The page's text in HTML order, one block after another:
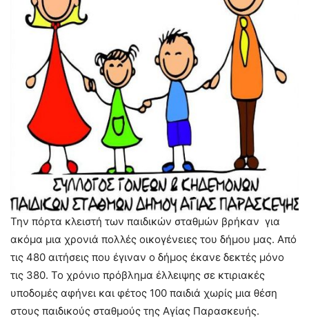
Την πόρτα κλειστή των παιδικών σταθμών βρήκαν για
ακόμα μια χρονιά πολλές οικογένειες του δήμου μας. Από
τις 480 αιτήσεις που έγιναν ο δήμος έκανε δεκτές μόνο
τις 380. Το χρόνιο πρόβλημα έλλειψης σε κτιριακές
υποδομές αφήνει και φέτος 100 παιδιά χωρίς μια θέση
στους παιδικούς σταθμούς της Αγίας Παρασκευής.